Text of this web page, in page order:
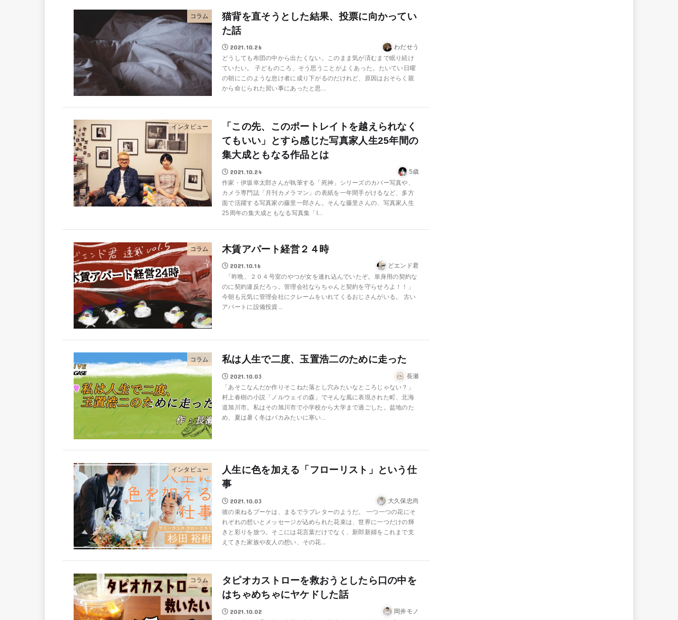
コラム
猫背を直そうとした結果、投票に向かってい
た話
2021.10.26 わだせう
どうしても布団の中から出たくない。このまま気が済むまで眠り続け
ていたい。 子どものころ、そう思うことがよくあった。たいてい日曜
の朝にこのような怠け者に成り下がるのだけれど、原因はおそらく親
から命じられた習い事にあったと思...
インタビュー
「この先、このポートレイトを越えられなく
てもいい」とすら感じた写真家人生25年間の
集大成ともなる作品とは
2021.10.24 5歳
作家・伊坂幸太郎さんが執筆する「死神」シリーズのカバー写真や、
カメラ専門誌「月刊カメラマン」の表紙を一年間手がけるなど、多方
面で活躍する写真家の藤里一郎さん。そんな藤里さんの、写真家人生
25周年の集大成ともなる写真集「I...
コラム 木賃アパート経営２４時
2021.10.16 どエンド君
「昨晩、２０４号室のやつが女を連れ込んでいたぞ。単身用の契約な
のに契約違反だろっ。管理会社ならちゃんと契約を守らせろよ！！」
今朝も元気に管理会社にクレームをいれてくるおじさんがいる。 古い
アパートに設備投資...
コラム 私は人生で二度、玉置浩二のために走った
2021.10.03 長瀬
「あそこなんだか作りそこねた落とし穴みたいなところじゃない？」
村上春樹の小説「ノルウェイの森」でそんな風に表現された町、北海
道旭川市。私はその旭川市で小学校から大学まで過ごした。盆地のた
め、夏は暑く冬はバカみたいに寒い...
インタビュー
人生に色を加える「フローリスト」という仕
事
2021.10.03 大久保忠尚
彼の束ねるブーケは、まるでラブレターのようだ。 一つ一つの花にそ
れぞれの想いとメッセージが込められた花束は、世界に一つだけの輝
きと彩りを放つ。そこには花言葉だけでなく、新郎新婦をこれまで支
えてきた家族や友人の想い、その花...
コラム
タピオカストローを救おうとしたら口の中を
はちゃめちゃにヤケドした話
2021.10.02 岡井モノ